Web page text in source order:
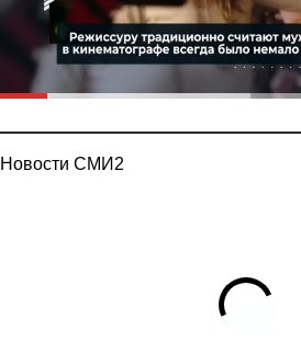
Новости СМИ2